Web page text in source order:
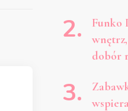
Funko
dobór